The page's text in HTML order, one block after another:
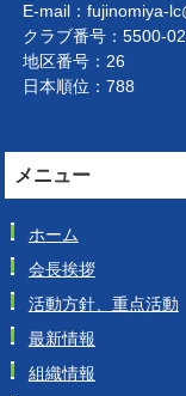
E-mail：fujinomiya-
クラブ番号：5500-
地区番号：26
日本順位：788
メニュー
ホーム
会長挨拶
活動方針、重点活動
最新情報
組織情報